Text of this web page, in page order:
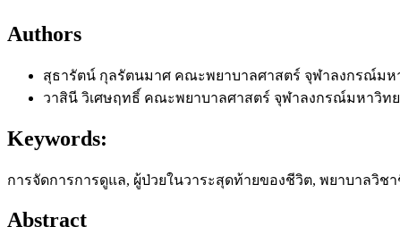
Authors
สุธารัตน์ กุลรัตนมาศ คณะพยาบาลศาสตร์ จุฬาลงกรณ์มห
วาสินี วิเศษฤทธิ์ คณะพยาบาลศาสตร์ จุฬาลงกรณ์มหาวิท
Keywords:
การจัดการการดูแล, ผู้ป่วยในวาระสุดท้ายของชีวิต, พยาบาลวิชาชีพ,
Abstract